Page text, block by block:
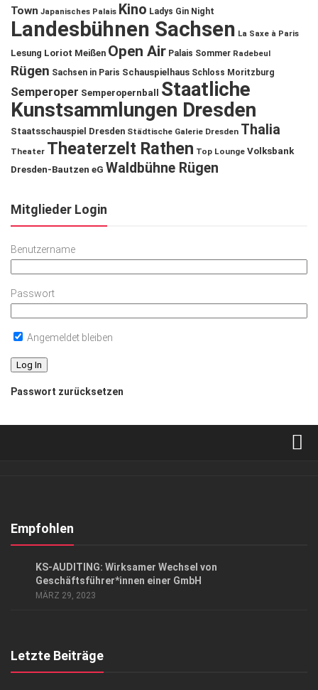
Town Japanisches Palais Kino Ladys Gin Night
Landesbühnen Sachsen La Saxe à Paris
Lesung Loriot Meißen Open Air Palais Sommer Radebeul
Rügen Sachsen in Paris Schauspielhaus Schloss Moritzburg
Semperoper Semperopernball
Staatliche
Kunstsammlungen Dresden
Staatsschauspiel Dresden Städtische Galerie Dresden Thalia
Theater Theaterzelt Rathen Top Lounge Volksbank
Dresden-Bautzen eG Waldbühne Rügen
Mitglieder Login
Benutzername
Passwort
Angemeldet bleiben
Passwort zurücksetzen
Kontakt, Impressum
Empfohlen
KS-AUDITING: Wirksamer Wechsel von
Geschäftsführer*innen einer GmbH
MÄRZ 29, 2023
Letzte Beiträge